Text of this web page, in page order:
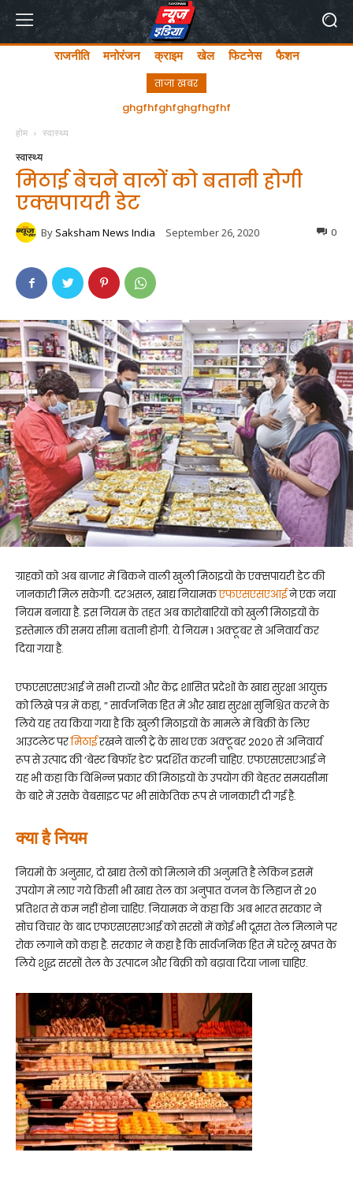
राजनीति मनोरंजन क्राइम खेल फिटनेस फैशन
ताजा खबर
ghgfhfghfghgfhgfhf
होम स्वास्थ्य
स्वास्थ्य
मिठाई बेचने वालों को बतानी होगी
एक्सपायरी डेट
By Saksham News India September 26, 2020 0
ग्राहकों को अब बाजार में बिकने वाली खुली मिठाइयों के एक्सपायरी डेट की
जानकारी मिल सकेगी. दरअसल, खाद्य नियामकएफएसएसएआईने एक नया
नियम बनाया है. इस नियम के तहत अब कारोबारियों को खुली मिठाइयों के
इस्तेमाल की समय सीमा बतानी होगी. ये नियम 1 अक्टूबर से अनिवार्य कर
दिया गया है.
एफएसएसएआई ने सभी राज्यों और केंद्र शासित प्रदेशों के खाद्य सुरक्षा आयुक्त
को लिखे पत्र में कहा, ” सार्वजनिक हित में और खाद्य सुरक्षा सुनिश्चित करने के
लिये यह तय किया गया है कि खुली मिठाइयों के मामले में बिक्री के लिए
आउटलेट परमिठाईरखने वाली ट्रे के साथ एक अक्टूबर 2020 से अनिवार्य
रूप से उत्पाद की ‘बेस्ट बिफॉर डेट’ प्रदर्शित करनी चाहिए. एफएसएसएआई ने
यह भी कहा कि विभिन्न प्रकार की मिठाइयों के उपयोग की बेहतर समयसीमा
के बारे में उसके वेबसाइट पर भी सांकेतिक रूप से जानकारी दी गई है.
क्या है नियम
नियमों के अनुसार, दो खाद्य तेलों को मिलाने की अनुमति है लेकिन इसमें
उपयोग में लाए गये किसी भी खाद्य तेल का अनुपात वजन के लिहाज से 20
प्रतिशत से कम नहीं होना चाहिए. नियामक ने कहा कि अब भारत सरकार ने
सोच विचार के बाद एफएसएसएआई को सरसों में कोई भी दूसरा तेल मिलाने पर
रोक लगाने को कहा है. सरकार ने कहा है कि सार्वजनिक हित में घरेलू खपत के
लिये शुद्ध सरसों तेल के उत्पादन और बिक्री को बढ़ावा दिया जाना चाहिए.